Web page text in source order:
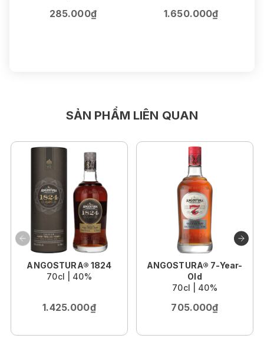
285.000₫
75cl | 14.5%
1.650.000₫
SẢN PHẨM LIÊN QUAN
ANGOSTURA® 1824
70cl | 40%
1.425.000₫
ANGOSTURA® 7-Year-
Old
70cl | 40%
705.000₫